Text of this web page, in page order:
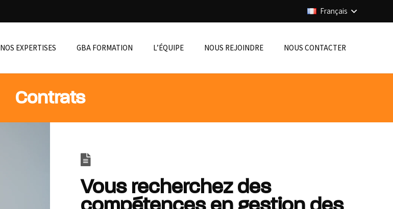
Français
NOS EXPERTISES GBA FORMATION L’ÉQUIPE NOUS REJOINDRE NOUS CONTACTER
Contrats
Vous recherchez des